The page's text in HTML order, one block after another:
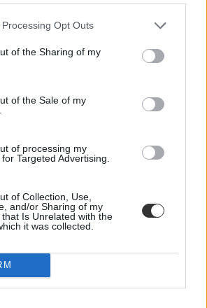
Opt Outs
of the Sharing of my
of the Sale of my
of processing my
Targeted Advertising.
of Collection, Use,
and/or Sharing of my
Is Unrelated with the
it was collected.